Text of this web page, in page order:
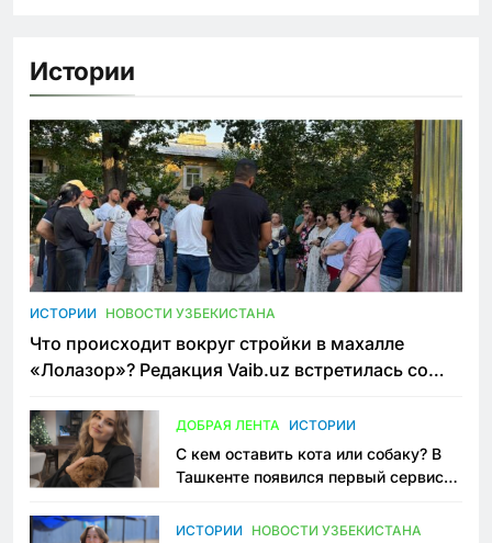
Истории
ИСТОРИИ НОВОСТИ УЗБЕКИСТАНА
Что происходит вокруг стройки в махалле
«Лолазор»? Редакция Vaib.uz встретилась со
ДОБРАЯ ЛЕНТА ИСТОРИИ
С кем оставить кота или собаку? В
Ташкенте появился первый сервис
ИСТОРИИ НОВОСТИ УЗБЕКИСТАНА